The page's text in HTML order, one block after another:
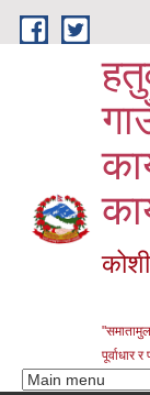
Skip to main content
पूर्वाधार र